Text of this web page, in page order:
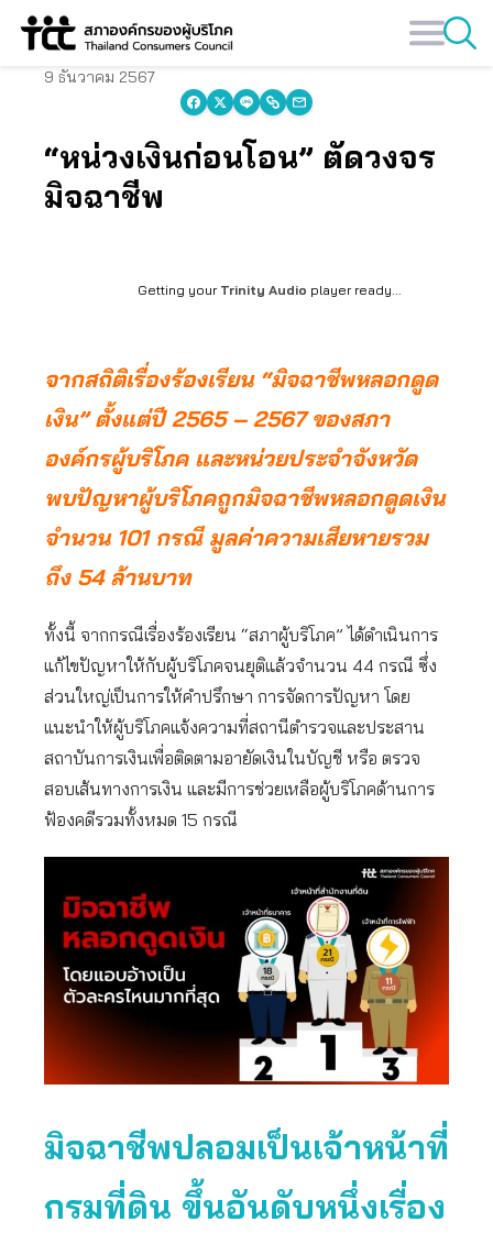
Skip
content
9 ธันวาคม 2567
“หน่วงเงินก่อนโอน” ตัดวงจร
มิจฉาชีพ
Getting your Trinity Audio player ready...
จากสถิติเรื่องร้องเรียน “มิจฉาชีพหลอกดูด
เงิน” ตั้งแต่ปี 2565 – 2567 ของสภา
องค์กรผู้บริโภค และหน่วยประจำจังหวัด
พบปัญหาผู้บริโภคถูกมิจฉาชีพหลอกดูดเงิน
จำนวน 101 กรณี มูลค่าความเสียหายรวม
ถึง 54 ล้านบาท
ทั้งนี้ จากกรณีเรื่องร้องเรียน “สภาผู้บริโภค” ได้ดำเนินการ
แก้ไขปัญหาให้กับผู้บริโภคจนยุติแล้วจำนวน 44 กรณี ซึ่ง
ส่วนใหญ่เป็นการให้คำปรึกษา การจัดการปัญหา โดย
แนะนำให้ผู้บริโภคแจ้งความที่สถานีตำรวจและประสาน
สถาบันการเงินเพื่อติดตามอายัดเงินในบัญชี หรือ ตรวจ
สอบเส้นทางการเงิน และมีการช่วยเหลือผู้บริโภคด้านการ
ฟ้องคดีรวมทั้งหมด 15 กรณี
มิจฉาชีพปลอมเป็นเจ้าหน้าที่
กรมที่ดิน ขึ้นอันดับหนึ่งเรื่อง